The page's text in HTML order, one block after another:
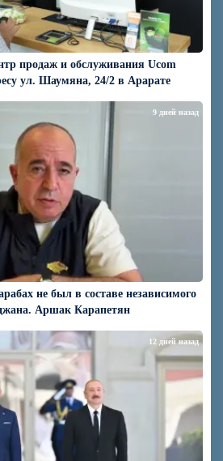
продаж и обслуживания Ucom
ул. Шаумяна, 24/2 в Арарате
не был в составе независимого
Аршак Карапетян
9 дней назад
12 дней назад